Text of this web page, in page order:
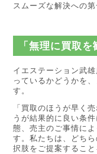
スムーズな解決への第
「無理に買取
イエステーション武
っているかどうかを
す。
「買取のほうが早く
うが結果的に良い条
態、売主のご事情に
す。私たちは、どち
択肢をご提案するこ